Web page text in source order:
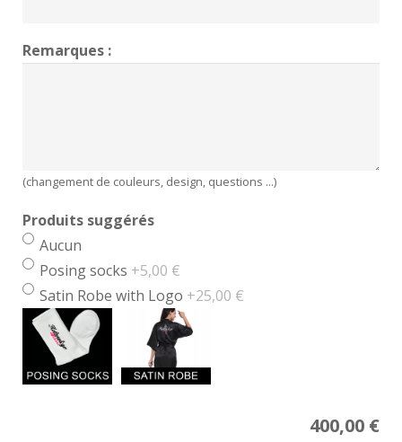
Remarques :
(changement de couleurs, design, questions ...)
Produits suggérés
Aucun
Posing socks +5,00 €
Satin Robe with Logo +25,00 €
400,00 €